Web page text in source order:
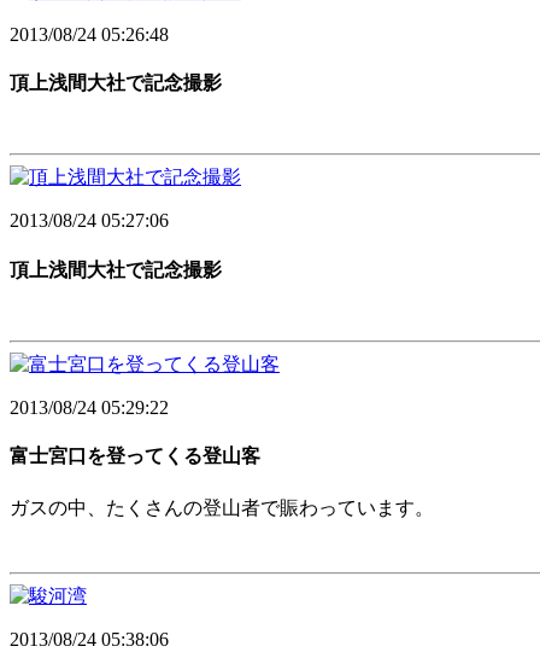
2013/08/24 05:26:48
頂上浅間大社で記念撮影
2013/08/24 05:27:06
頂上浅間大社で記念撮影
2013/08/24 05:29:22
富士宮口を登ってくる登山客
ガスの中、たくさんの登山者で賑わっています。
2013/08/24 05:38:06